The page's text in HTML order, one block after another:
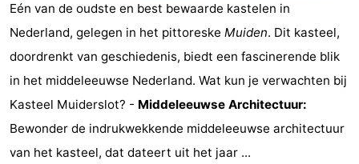
Eén van de oudste en best bewaarde kastelen in
Nederland, gelegen in het pittoreske Muiden. Dit kasteel,
doordrenkt van geschiedenis, biedt een fascinerende blik
in het middeleeuwse Nederland. Wat kun je verwachten bij
Kasteel Muiderslot? - Middeleeuwse Architectuur:
Bewonder de indrukwekkende middeleeuwse architectuur
van het kasteel, dat dateert uit het jaar ...